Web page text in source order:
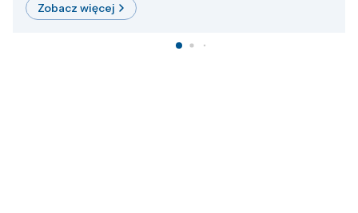
Zobacz więcej